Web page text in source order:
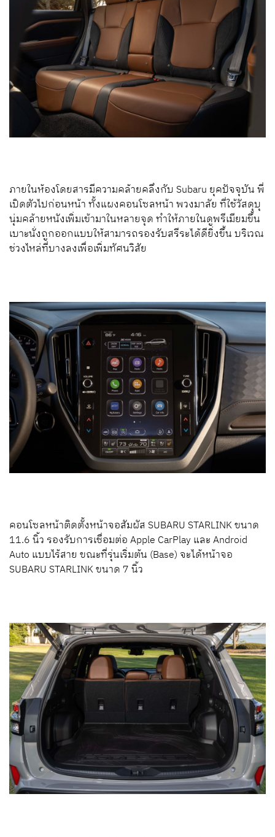
ภายในห้องโดยสารมีความคล้ายคลึงกับ Subaru ยุคปัจจุบัน พี่
เปิดตัวไปก่อนหน้า ทั้งแผงคอนโซลหน้า พวงมาลัย ที่ใช้วัสดุบุ
นุ่มคล้ายหนังเพิ่มเข้ามาในหลายจุด ทำให้ภายในดูพรีเมียมขึ้น
เบาะนั่งถูกออกแบบให้สามารถรองรับสรีระได้ดียิ่งขึ้น บริเวณ
ช่วงไหล่ที่บางลงเพื่อเพิ่มทัศนวิสัย
คอนโซลหน้าติดตั้งหน้าจอสัมผัส SUBARU STARLINK ขนาด
11.6 นิ้ว รองรับการเชื่อมต่อ Apple CarPlay และ Android
Auto แบบไร้สาย ขณะที่รุ่นเริ่มต้น (Base) จะได้หน้าจอ
SUBARU STARLINK ขนาด 7 นิ้ว